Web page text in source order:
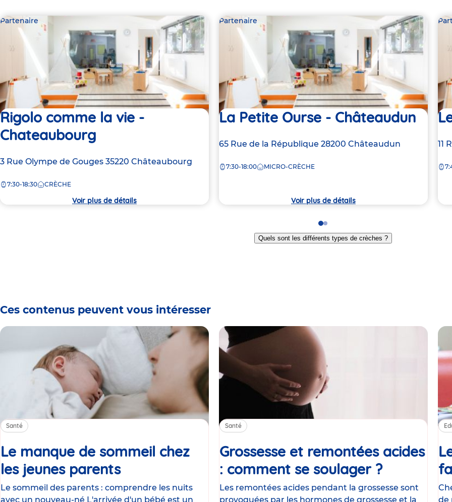
Partenaire
Rigolo comme la vie -
Chateaubourg
Adresse
la
3 Rue Olympe de Gouges 35220 Châteaubourg
7:30-18:30 CRÈCHE
Voir plus de détails
Partenaire
La Petite Ourse - Châteaudun
Adresse
la
65 Rue de la République 28200 Châteaudun
7:30-18:00 MICRO-CRÈCHE
Voir plus de détails
la
11
Go
to
slide
Go
to
slide
Quels sont les différents types de crèches ?
Ces contenus peuvent vous intéresser
Santé
Le manque de sommeil chez
les jeunes parentsArticle
Le sommeil des parents : comprendre les nuits
avec un nouveau-né L'arrivée d'un bébé est un
Santé
Grossesse et remontées acides
: comment se soulager ?Article
Les remontées acides pendant la grossesse sont
provoquées par les hormones de grossesse et la
de